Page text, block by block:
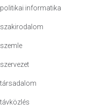
politikai informatika
szakirodalom
szemle
szervezet
társadalom
távközlés